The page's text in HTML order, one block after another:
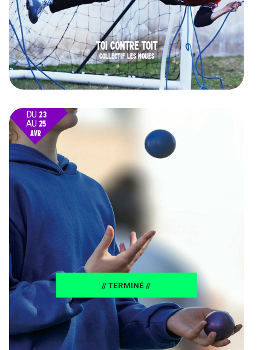
TOI CONTRE TOIT
COLLECTIF LES NOUES
DU 23
AU 25
AVR
25
// TERMINÉ //